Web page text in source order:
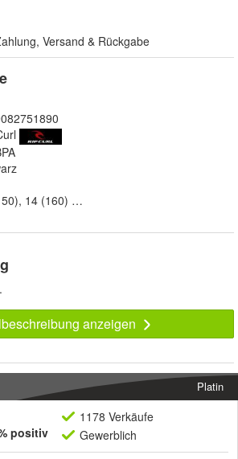
Versand & Rückgabe
anzeigen
Platin
positiv
1178 Verkäufe
Gewerblich